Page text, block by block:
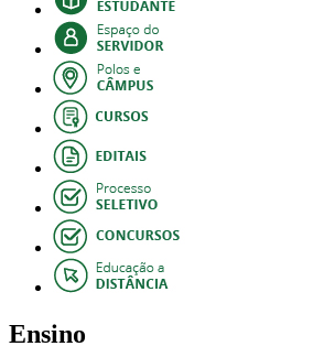
Ensino